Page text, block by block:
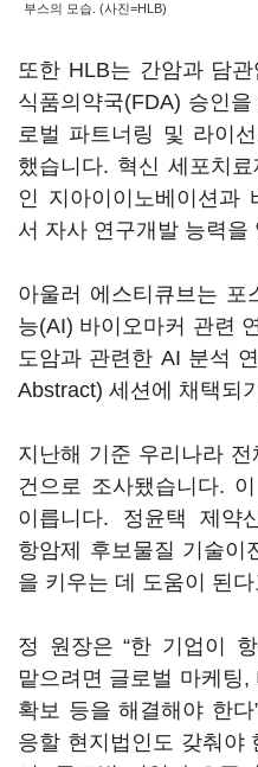
부스의 모습. (사진=HLB)
또한 HLB는 간암과 담
식품의약국(FDA) 승인
로벌 파트너링 및 라이
했습니다. 혁신 세포치
인 지아이이노베이션과
서 자사 연구개발 능력을
아울러 에스티큐브는 포
능(AI) 바이오마커 관련
도암과 관련한 AI 분석
Abstract) 세션에 채택되
지난해 기준 우리나라
건으로 조사됐습니다.
이릅니다. 정윤택 제약
항암제 후보물질 기술
을 키우는 데 도움이 된
정 원장은 “한 기업이
맡으려면 글로벌 마케팅
확보 등을 해결해야 한다
응할 현지법인도 갖춰야